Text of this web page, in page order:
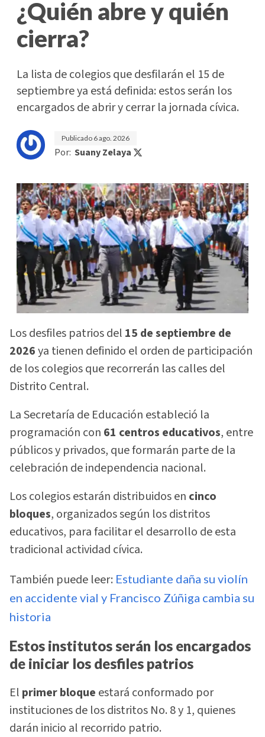
¿Quién abre y quién
cierra?
La lista de colegios que desfilarán el 15 de
septiembre ya está definida: estos serán los
encargados de abrir y cerrar la jornada cívica.
Publicado 6 ago. 2026
Por: Suany Zelaya
Los desfiles patrios del 15 de septiembre de
2026ya tienen definido el orden de participación
de los colegios que recorrerán las calles del
Distrito Central.
La Secretaría de Educación estableció la
programación con 61 centros educativos, entre
públicos y privados, que formarán parte de la
celebración de independencia nacional.
Los colegios estarán distribuidos en cinco
bloques, organizados según los distritos
educativos, para facilitar el desarrollo de esta
tradicional actividad cívica.
También puede leer: Estudiante daña su violín
en accidente vial y Francisco Zúñiga cambia su
historia
Estos institutos serán los encargados
de iniciar los desfiles patrios
El primer bloque estará conformado por
instituciones de los distritos No. 8 y 1, quienes
darán inicio al recorrido patrio.